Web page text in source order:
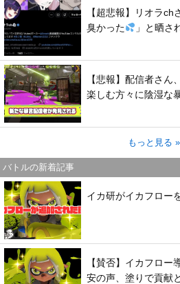
【超悲報】リオラch
臭かった
」と晒さ
【悲報】配信者さん
楽しむ方々に陰湿な
もっと見る »
バトルの新着記事
イカ研がイカフロー
【賛否】イカフロー
安の声、塗りで貢献